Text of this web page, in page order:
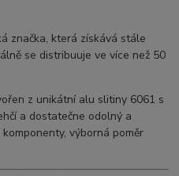
značka, která získává stále
se distribuuje ve více než 50
z unikátní alu slitiny 6061 s
a dostatečne odolný a
výborná poměr